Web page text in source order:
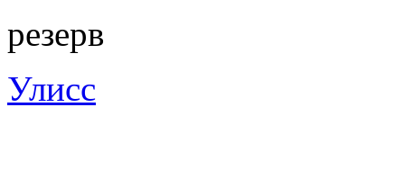
резерв
Улисс